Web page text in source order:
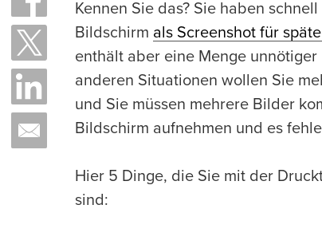
Kennen Sie das? Sie haben
Bildschirm als Screenshot für
enthält aber eine Menge
anderen Situationen wollen Sie
und Sie müssen mehrere Bilder
Bildschirm aufnehmen und es
Hier 5 Dinge, die Sie mit der
sind: